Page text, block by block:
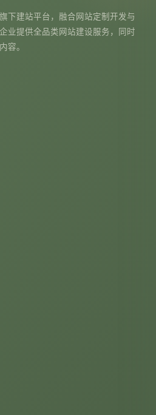
下建站平台，融合网站定制开发与
业提供全品类网站建设服务，同时
容。